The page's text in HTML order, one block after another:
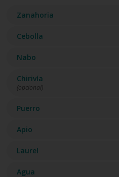
Zanahoria
Cebolla
Nabo
Chirivía
(opcional)
Puerro
Apio
Laurel
Agua